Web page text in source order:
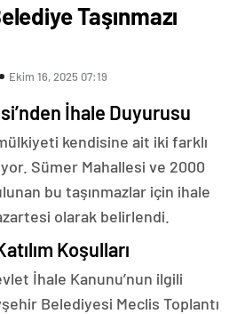
Taşınmazı
Ekim 16, 2025 07:19
İhale Duyurusu
kendisine ait iki farklı
Sümer Mahallesi ve 2000
bu taşınmazlar için ihale
olarak belirlendi.
Koşulları
İhale Kanunu’nun ilgili
Belediyesi Meclis Toplantı